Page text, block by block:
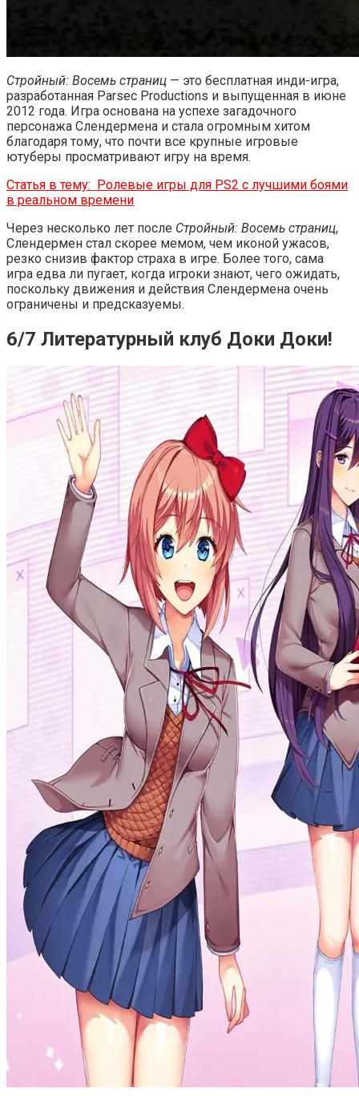
Стройный: Восемь страниц — это бесплатная инди-игра,
разработанная Parsec Productions и выпущенная в июне
2012 года. Игра основана на успехе загадочного
персонажа Слендермена и стала огромным хитом
благодаря тому, что почти все крупные игровые
ютуберы просматривают игру на время.
Статья в тему: Ролевые игры для PS2 с лучшими боями
в реальном времени
Через несколько лет после Стройный: Восемь страниц,
Слендермен стал скорее мемом, чем иконой ужасов,
резко снизив фактор страха в игре. Более того, сама
игра едва ли пугает, когда игроки знают, чего ожидать,
поскольку движения и действия Слендермена очень
ограничены и предсказуемы.
6/7 Литературный клуб Доки Доки!